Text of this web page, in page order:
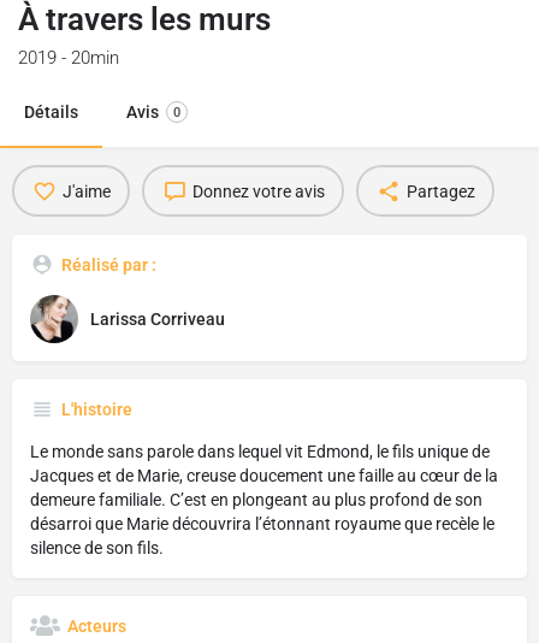
À travers les murs
2019 - 20min
Détails Avis 0
J'aime Donnez votre avis Partagez
Réalisé par :
Larissa Corriveau
L'histoire
Le monde sans parole dans lequel vit Edmond, le fils unique de
Jacques et de Marie, creuse doucement une faille au cœur de la
demeure familiale. C’est en plongeant au plus profond de son
désarroi que Marie découvrira l’étonnant royaume que recèle le
silence de son fils.
Acteurs